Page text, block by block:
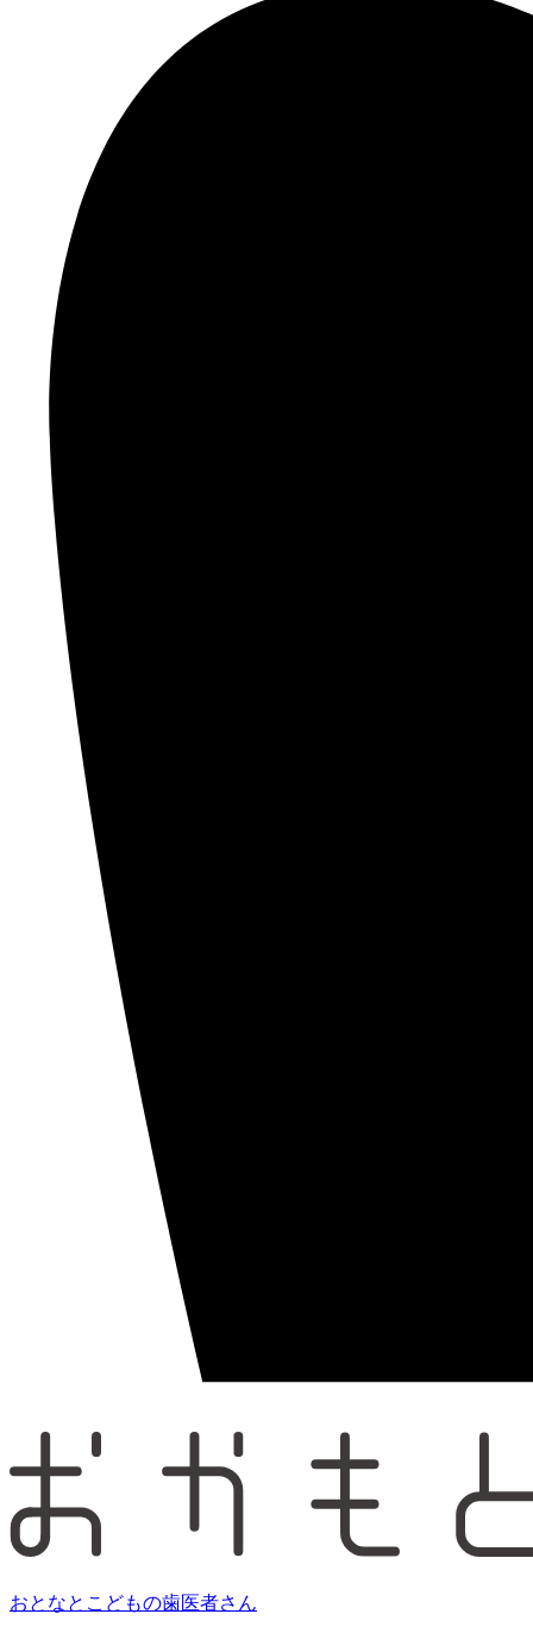
おとなとこどもの歯医者さん